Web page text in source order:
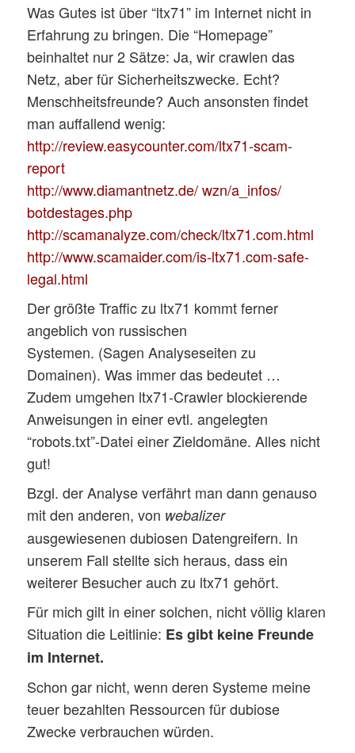
Was Gutes ist über “ltx71” im Internet nicht in
Erfahrung zu bringen. Die “Homepage”
beinhaltet nur 2 Sätze: Ja, wir crawlen das
Netz, aber für Sicherheitszwecke. Echt?
Menschheitsfreunde? Auch ansonsten findet
man auffallend wenig:
http://review.easycounter.com/ltx71-scam-
report
http://www.diamantnetz.de/ wzn/a_infos/
botdestages.php
http://scamanalyze.com/check/ltx71.com.html
http://www.scamaider.com/is-ltx71.com-safe-
legal.html
Der größte Traffic zu ltx71 kommt ferner
angeblich von russischen
Systemen. (Sagen Analyseseiten zu
Domainen). Was immer das bedeutet …
Zudem umgehen ltx71-Crawler blockierende
Anweisungen in einer evtl. angelegten
“robots.txt”-Datei einer Zieldomäne. Alles nicht
gut!
Bzgl. der Analyse verfährt man dann genauso
mit den anderen, von webalizer
ausgewiesenen dubiosen Datengreifern. In
unserem Fall stellte sich heraus, dass ein
weiterer Besucher auch zu ltx71 gehört.
Für mich gilt in einer solchen, nicht völlig klaren
Situation die Leitlinie: Es gibt keine Freunde
im Internet.
Schon gar nicht, wenn deren Systeme meine
teuer bezahlten Ressourcen für dubiose
Zwecke verbrauchen würden.